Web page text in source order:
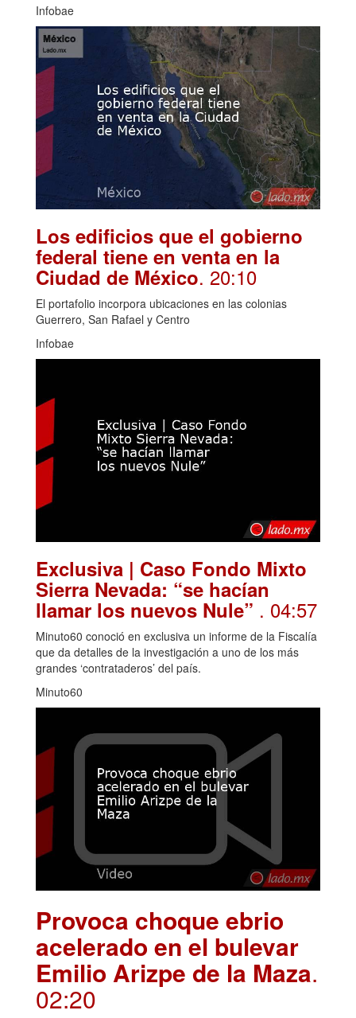
Infobae
Los edificios que el gobierno
federal tiene en venta en la
Ciudad de México. 20:10
El portafolio incorpora ubicaciones en las colonias
Guerrero, San Rafael y Centro
Infobae
Exclusiva | Caso Fondo Mixto
Sierra Nevada: “se hacían
llamar los nuevos Nule” . 04:57
Minuto60 conoció en exclusiva un informe de la Fiscalía
que da detalles de la investigación a uno de los más
grandes ‘contrataderos’ del país.
Minuto60
Provoca choque ebrio
acelerado en el bulevar
Emilio Arizpe de la Maza.
02:20